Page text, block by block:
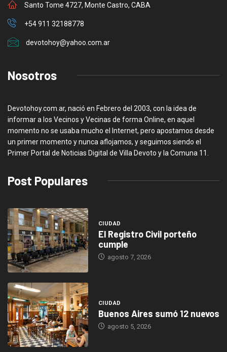
Santo Tome 4727, Monte Castro, CABA
+54 911 32188778
devotohoy@yahoo.com.ar
Nosotros
Devotohoy.com.ar, nació en Febrero del 2003, con la idea de
informar a los Vecinos y Vecinas de forma Online, en aquel
momento no se usaba mucho el Internet, pero apostamos desde
un primer momento y nunca aflojamos, y seguimos siendo el
Primer Portal de Noticias Digital de Villa Devoto y la Comuna 11.
Post Populares
CIUDAD
El Registro Civil porteño
cumple
agosto 7, 2026
CIUDAD
Buenos Aires sumó 12 nuevos
agosto 5, 2026